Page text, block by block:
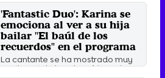
'Fantastic Duo': Karina se
emociona al ver a su hija
bailar "El baúl de los
recuerdos" en el programa
La cantante se ha mostrado muy
sentimental al ver los vídeos de su